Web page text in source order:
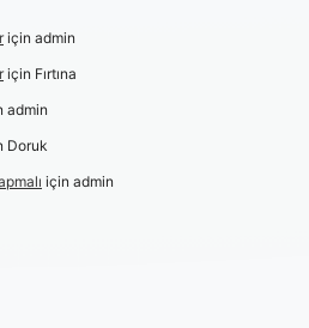
için admin
için Fırtına
admin
Doruk
için admin